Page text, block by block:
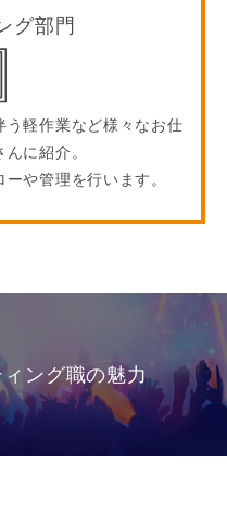
グ部門
う軽作業など様々なお仕
に紹介。
や管理を行います。
ング職の魅力